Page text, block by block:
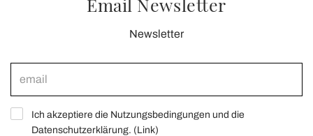
Newsletter
Ich akzeptiere die Nutzungsbedingungen und die
Datenschutzerklärung. (Link)